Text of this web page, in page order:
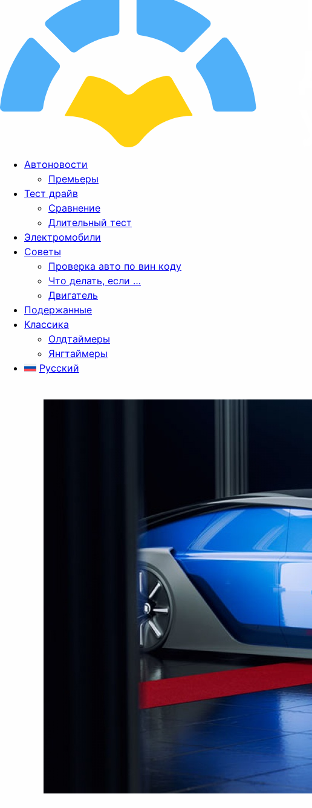
Автоновости
Премьеры
Тест драйв
Сравнение
Длительный тест
Электромобили
Советы
Проверка авто по вин коду
Что делать, если …
Двигатель
Подержанные
Классика
Олдтаймеры
Янгтаймеры
Русский